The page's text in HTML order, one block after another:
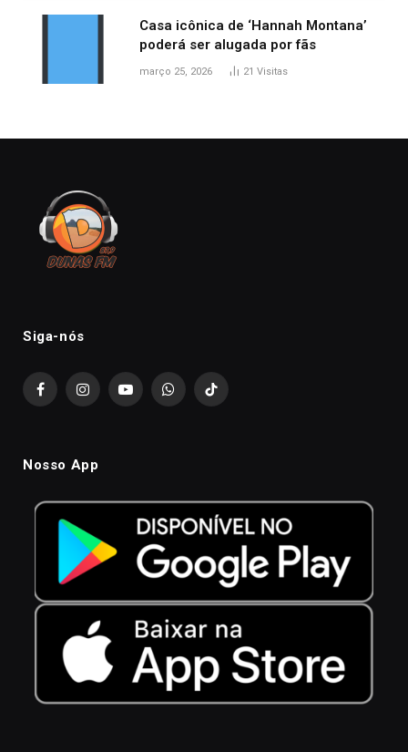
Casa icônica de ‘Hannah Montana’
poderá ser alugada por fãs
março 25, 2026 21 Visitas
Siga-nós
FacebookInstagramYouTubeWhatsAppTikTok
Nosso App